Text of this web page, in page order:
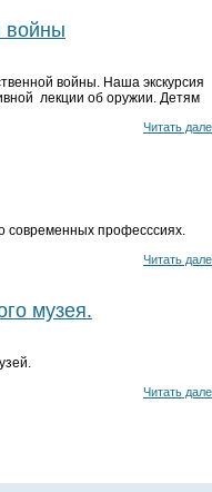
войны
войны. Наша экскурсия
лекции об оружии. Детям
Читать
современных професссиях.
Читать
музея.
Читать